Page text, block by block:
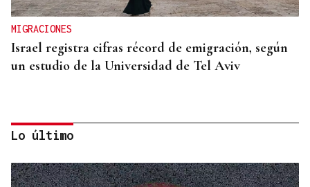
MIGRACIONES
Israel registra cifras récord de emigración, según
un estudio de la Universidad de Tel Aviv
Lo último